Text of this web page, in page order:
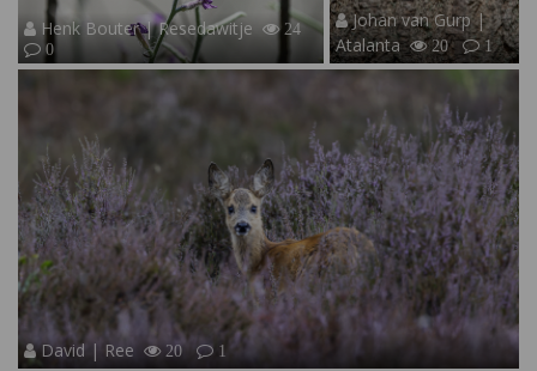
Henk Bouter | Resedawitje
24
0
Johan van Gurp |
Atalanta
20 1
David | Ree 20 1